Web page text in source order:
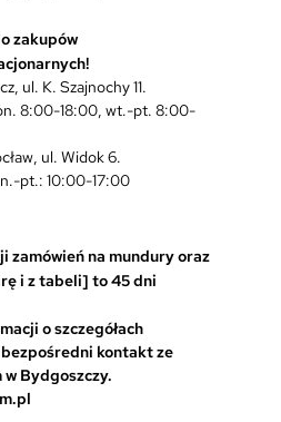
zakupów
ul. K. Szajnochy 11.
8:00-18:00, wt.-pt. 8:00-
ul. Widok 6.
pt.: 10:00-17:00
zamówień na mundury oraz
i z tabeli] to 45 dni
o szczegółach
kontakt ze
Bydgoszczy.